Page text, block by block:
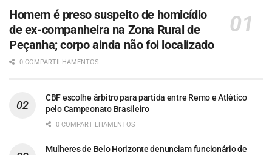
Homem é preso suspeito de homicídio
de ex-companheira na Zona Rural de
Peçanha; corpo ainda não foi localizado
0 COMPARTILHAMENTOS
CBF escolhe árbitro para partida entre Remo e Atlético
pelo Campeonato Brasileiro
0 COMPARTILHAMENTOS
Mulheres de Belo Horizonte denunciam funcionário de